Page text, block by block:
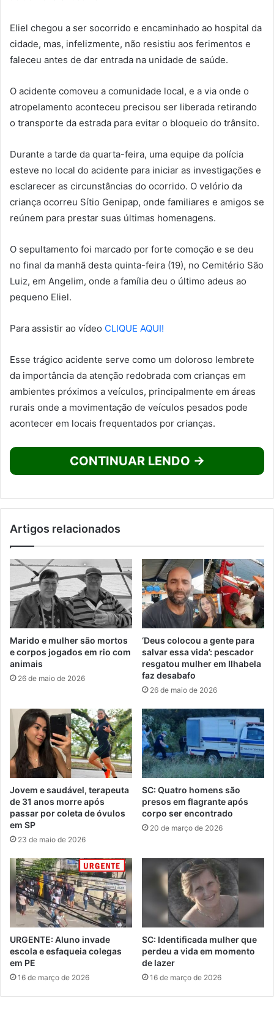
Eliel chegou a ser socorrido e encaminhado ao hospital da
cidade, mas, infelizmente, não resistiu aos ferimentos e
faleceu antes de dar entrada na unidade de saúde.
O acidente comoveu a comunidade local, e a via onde o
atropelamento aconteceu precisou ser liberada retirando
o transporte da estrada para evitar o bloqueio do trânsito.
Durante a tarde da quarta-feira, uma equipe da polícia
esteve no local do acidente para iniciar as investigações e
esclarecer as circunstâncias do ocorrido. O velório da
criança ocorreu Sítio Genipap, onde familiares e amigos se
reúnem para prestar suas últimas homenagens.
O sepultamento foi marcado por forte comoção e se deu
no final da manhã desta quinta-feira (19), no Cemitério São
Luiz, em Angelim, onde a família deu o último adeus ao
pequeno Eliel.
Para assistir ao vídeo CLIQUE AQUI!
Esse trágico acidente serve como um doloroso lembrete
da importância da atenção redobrada com crianças em
ambientes próximos a veículos, principalmente em áreas
rurais onde a movimentação de veículos pesados pode
acontecer em locais frequentados por crianças.
CONTINUAR LENDO →
Artigos relacionados
Marido e mulher são mortos
e corpos jogados em rio com
animais
26 de maio de 2026
‘Deus colocou a gente para
salvar essa vida’: pescador
resgatou mulher em Ilhabela
faz desabafo
26 de maio de 2026
Jovem e saudável, terapeuta
de 31 anos morre após
passar por coleta de óvulos
em SP
23 de maio de 2026
SC: Quatro homens são
presos em flagrante após
corpo ser encontrado
20 de março de 2026
URGENTE: Aluno invade
escola e esfaqueia colegas
em PE
16 de março de 2026
SC: Identificada mulher que
perdeu a vida em momento
de lazer
16 de março de 2026